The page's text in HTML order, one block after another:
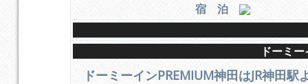
宿 泊
ドーミ
ドーミーインPREMIUM神田はJR神田